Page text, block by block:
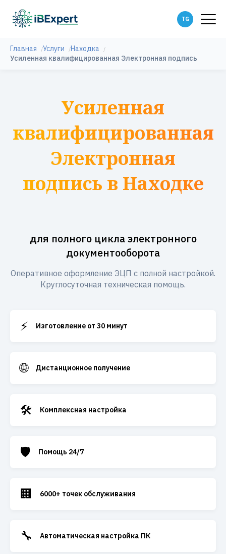
Главная Услуги
Находка
Усиленная квалифицированная Электронная подпись
Усиленная
квалифицированная
Электронная
подпись в Находке
для полного цикла электронного
документооборота
Оперативное оформление ЭЦП с полной настройкой.
Круглосуточная техническая помощь.
⚡ Изготовление от 30 минут
🌐 Дистанционное получение
🛠️ Комплексная настройка
🛡️ Помощь 24/7
🏢 6000+ точек обслуживания
🔧 Автоматическая настройка ПК